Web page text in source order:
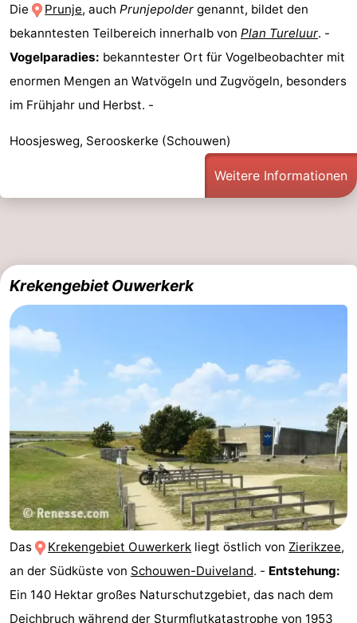
Die Prunje, auchPrunjepolder genannt, bildet den
bekanntesten Teilbereich innerhalb von Plan Tureluur. -
Vogelparadies: bekanntester Ort für Vogelbeobachter mit
enormen Mengen an Watvögeln und Zugvögeln, besonders
im Frühjahr und Herbst. -
Hoosjesweg, Serooskerke (Schouwen)
Weitere Informationen
Krekengebiet Ouwerkerk
Das Krekengebiet Ouwerkerk liegt östlich vonZierikzee,
an der Südküste von Schouwen-Duiveland. - Entstehung:
Ein 140 Hektar großes Naturschutzgebiet, das nach dem
Deichbruch während der Sturmflutkatastrophe von 1953